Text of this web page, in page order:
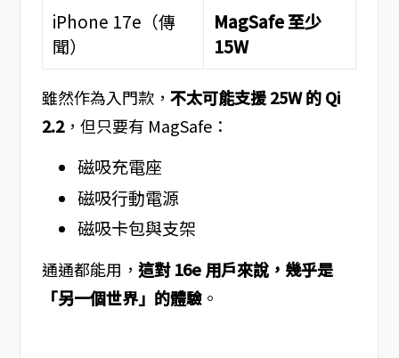
iPhone 17e（傳
聞）
MagSafe 至少
15W
雖然作為入門款， 不太可能支援 25W 的 Qi
2.2，但只要有 MagSafe：
磁吸充電座
磁吸行動電源
磁吸卡包與支架
通通都能用， 這對 16e 用戶來說，幾乎是
「另一個世界」的體驗。